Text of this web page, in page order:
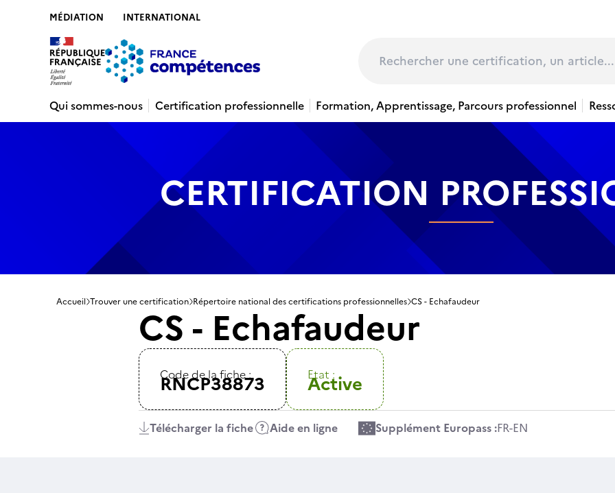
MÉDIATION INTERNATIONAL
Qui sommes-nous Certification professionnelle Formation, Apprentissage, Parcours professionnel
CERTIFICATION
Accueil Trouver une certification Répertoire national des certifications professionnelles CS - Echafaudeur
CS - Echafaudeur
Code de la fiche :
RNCP38873 Etat :
Active
Télécharger la fiche Aide en ligne Supplément Europass :FR-EN